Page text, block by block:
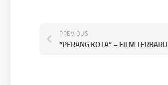
PREVIOUS